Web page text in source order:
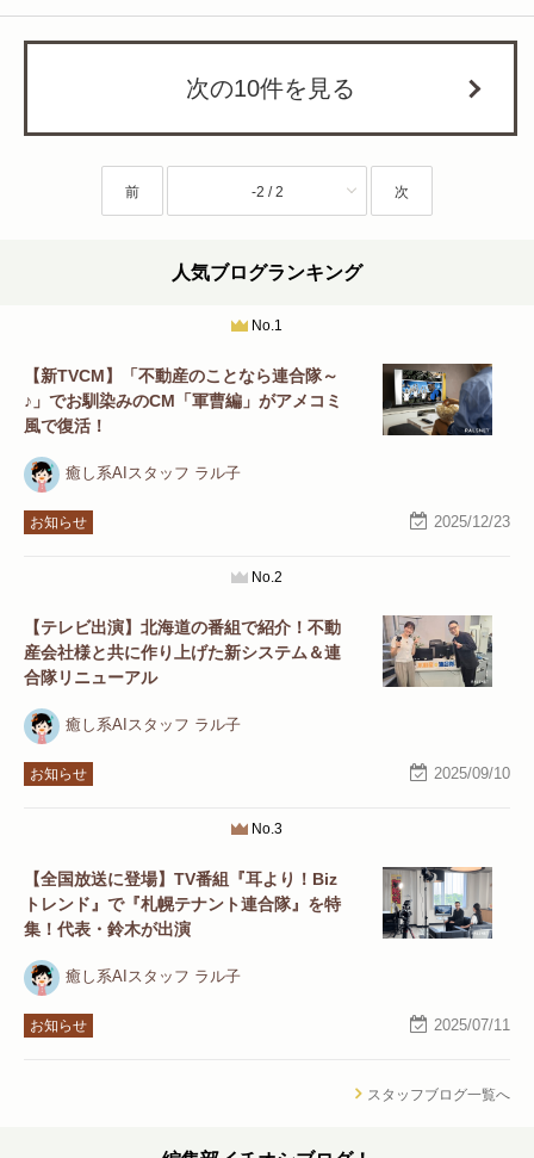
次の10件を見る
前 -2 / 2 次
人気ブログランキング
No.1
【新TVCM】「不動産のことなら連合隊～
♪」でお馴染みのCM「軍曹編」がアメコミ
風で復活！
癒し系AIスタッフ ラル子
お知らせ 2025/12/23
No.2
【テレビ出演】北海道の番組で紹介！不動
産会社様と共に作り上げた新システム＆連
合隊リニューアル
癒し系AIスタッフ ラル子
お知らせ 2025/09/10
No.3
【全国放送に登場】TV番組『耳より！Biz
トレンド』で『札幌テナント連合隊』を特
集！代表・鈴木が出演
癒し系AIスタッフ ラル子
お知らせ 2025/07/11
スタッフブログ一覧へ